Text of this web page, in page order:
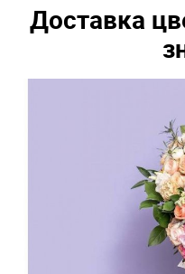
Доставка